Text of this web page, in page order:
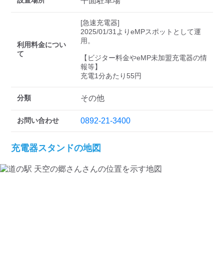
検索する
利用料金につい
て
[急速充電器]
2025/01/31よりeMPスポットとして運
用。
【ビジター料金やeMP未加盟充電器の情
報等】
充電1分あたり55円
分類 その他
お問い合わせ 0892-21-3400
充電器スタンドの地図